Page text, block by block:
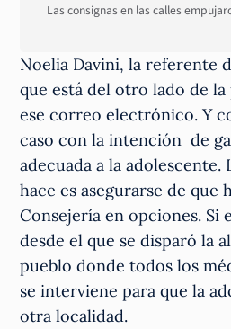
Las consignas en las calles
Noelia Davini, la referente
que está del otro lado de
ese correo electrónico. Y
caso con la intención de
adecuada a la
hace es asegurarse de que
Consejería en opciones. Si
desde el que se disparó la
pueblo donde todos los
se interviene para que la
otra localidad.